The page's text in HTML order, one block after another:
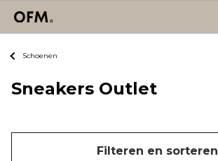
Schoenen
Sneakers Outlet
Filteren en sorteren